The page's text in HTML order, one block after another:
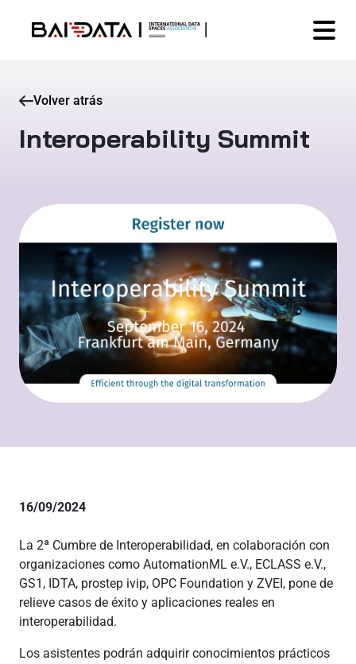
Volver atrás
Interoperability Summit
16/09/2024
La 2ª Cumbre de Interoperabilidad, en colaboración con
organizaciones como AutomationML e.V., ECLASS e.V.,
GS1, IDTA, prostep ivip, OPC Foundation y ZVEI, pone de
relieve casos de éxito y aplicaciones reales en
interoperabilidad.
Los asistentes podrán adquirir conocimientos prácticos